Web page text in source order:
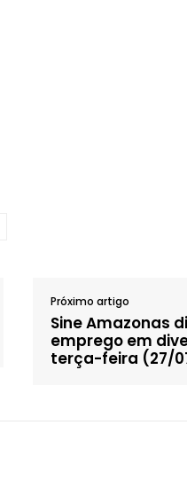
Próximo artigo
Sine Amazonas
emprego em
terça-feira (27/